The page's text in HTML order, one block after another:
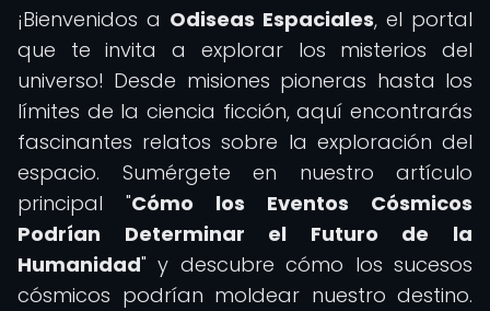
¡Bienvenidos a Odiseas Espaciales, el portal
que te invita a explorar los misterios del
universo! Desde misiones pioneras hasta los
límites de la ciencia ficción, aquí encontrarás
fascinantes relatos sobre la exploración del
espacio. Sumérgete en nuestro artículo
principal "Cómo los Eventos Cósmicos
Podrían Determinar el Futuro de la
Humanidad" y descubre cómo los sucesos
cósmicos podrían moldear nuestro destino.